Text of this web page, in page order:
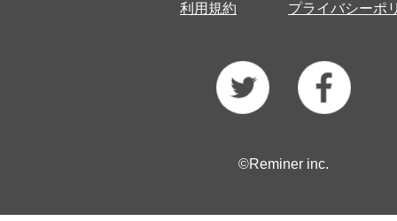
利用規約 プライバシーポ
©Reminer inc.